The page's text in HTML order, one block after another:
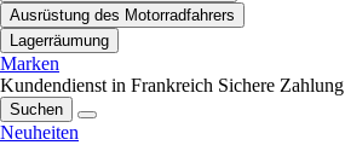
Ausrüstung des Motorradfahrers
Lagerräumung
Marken
Kundendienst in Frankreich Sichere Zahlung
Suchen
Neuheiten